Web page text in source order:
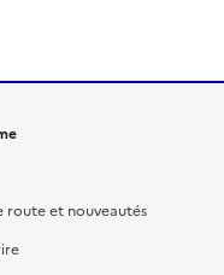
route et nouveautés